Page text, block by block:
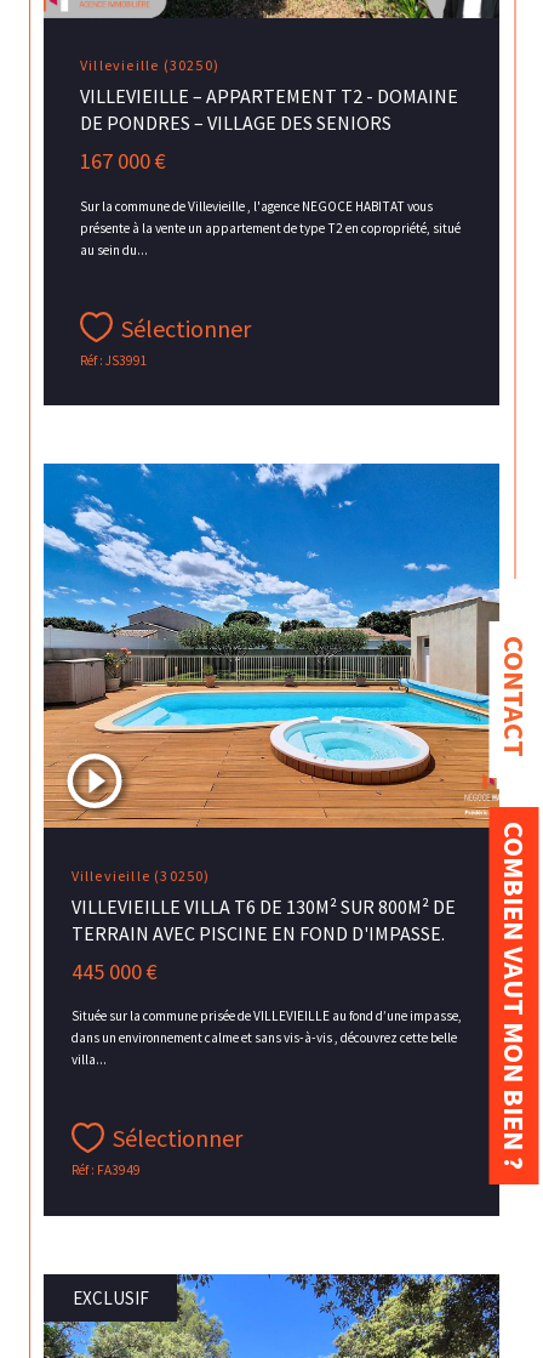
CONTACT
COMBIEN VAUT MON BIEN ?
Villevieille (30250)
VILLEVIEILLE – APPARTEMENT T2 - DOMAINE
DE PONDRES – VILLAGE DES SENIORS
167 000 €
Sur la commune de Villevieille , l'agence NEGOCE HABITAT vous
présente à la vente un appartement de type T2 en copropriété, situé
au sein du...
Sélectionner
Réf : JS3991
Villevieille (30250)
VILLEVIEILLE VILLA T6 DE 130M² SUR 800M² DE
TERRAIN AVEC PISCINE EN FOND D'IMPASSE.
445 000 €
Située sur la commune prisée de VILLEVIEILLE au fond d’une impasse,
dans un environnement calme et sans vis-à-vis , découvrez cette belle
villa...
Sélectionner
Réf : FA3949
EXCLUSIF